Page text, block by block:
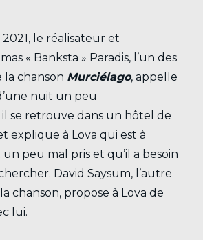
le réalisateur et
« Banksta » Paradis, l’un des
la chanson Murciélago, appelle
nuit un peu
se retrouve dans un hôtel de
explique à Lova qui est à
peu mal pris et qu’il a besoin
David Saysum, l’autre
chanson, propose à Lova de
lui.